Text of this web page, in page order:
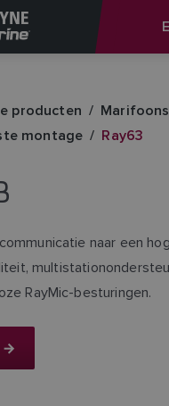
producten
Marifoons
montage
Ray63
naar een
RayMic-besturingen.